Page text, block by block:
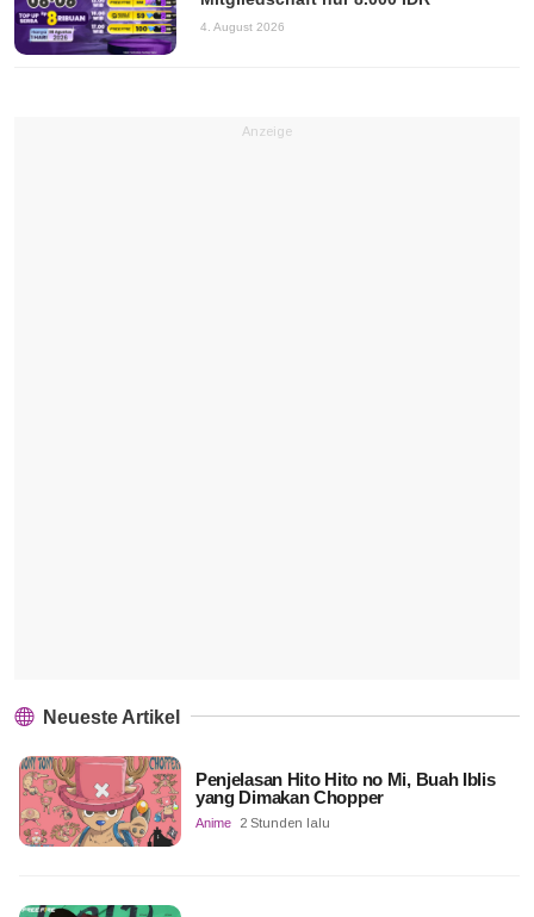
4. August 2026
Anzeige
Neueste Artikel
Penjelasan Hito Hito no Mi, Buah Iblis
yang Dimakan Chopper
Anime 2 Stunden lalu